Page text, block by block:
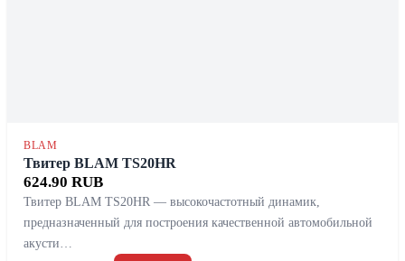
BLAM
Твитер BLAM TS20HR
624.90 RUB
Твитер BLAM TS20HR — высокочастотный динамик,
предназначенный для построения качественной автомобильной
акусти…